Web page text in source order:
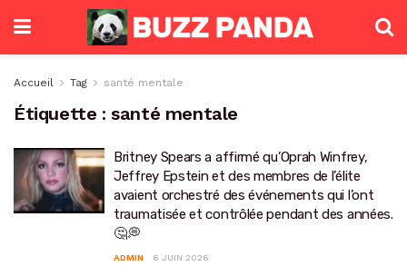
Accueil Tag santé mentale
Étiquette : santé mentale
Britney Spears a affirmé qu’Oprah Winfrey,
Jeffrey Epstein et des membres de l’élite
avaient orchestré des événements qui l’ont
traumatisée et contrôlée pendant des années.
🤔💭
ADMIN 6 JUIN 2026